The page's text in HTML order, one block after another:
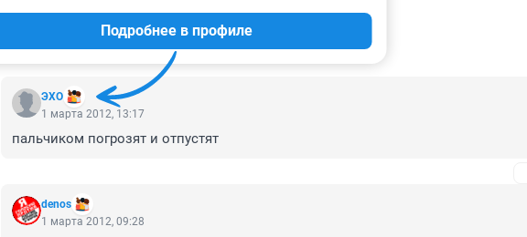
КОММЕНТАРИИ 3
ЭХО
Подробнее в профиле
1 марта 2012, 13:17
пальчиком погрозят и отпустят
denos
1 марта 2012, 09:28